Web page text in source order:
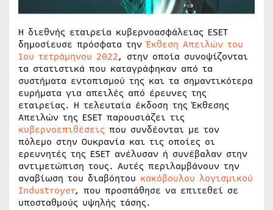
Η διεθνής εταιρεία κυβερνοασφάλειας ESET
δημοσίευσε πρόσφατα τηνΈκθεση Απειλών του
1ου τετράμηνου 2022, στην οποία συνοψίζονται
τα στατιστικά που καταγράφηκαν από τα
συστήματα εντοπισμού της και τα σημαντικότερα
ευρήματα για απειλές από έρευνες της
εταιρείας. Η τελευταία έκδοση της Έκθεσης
Απειλών της ESET παρουσιάζει τις
κυβερνοεπιθέσεις που συνδέονται με τον
πόλεμο στην Ουκρανία και τις οποίες οι
ερευνητές της ESET ανέλυσαν ή συνέβαλαν στην
αντιμετώπιση τους. Αυτές περιλαμβάνουν την
αναβίωση του διαβόητου κακόβουλου λογισμικού
Industroyer, που προσπάθησε να επιτεθεί σε
υποσταθμούς υψηλής τάσης.